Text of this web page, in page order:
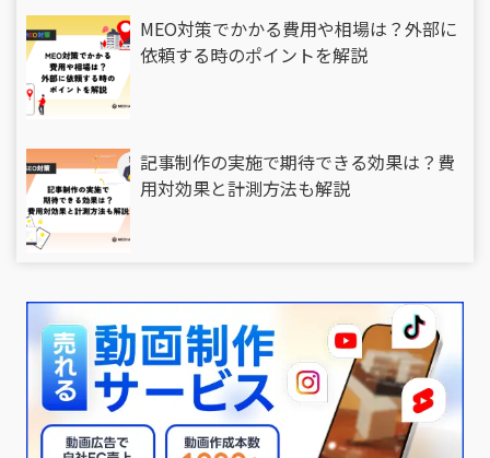
MEO対策でかかる費用や相場は？外部に
依頼する時のポイントを解説
記事制作の実施で期待できる効果は？費
用対効果と計測方法も解説